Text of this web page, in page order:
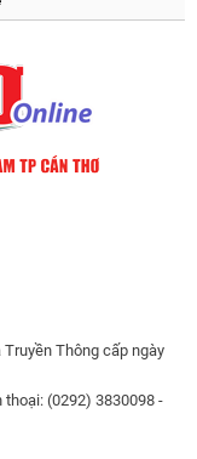
Thông cấp ngày
thoại: (0292) 3830098 -